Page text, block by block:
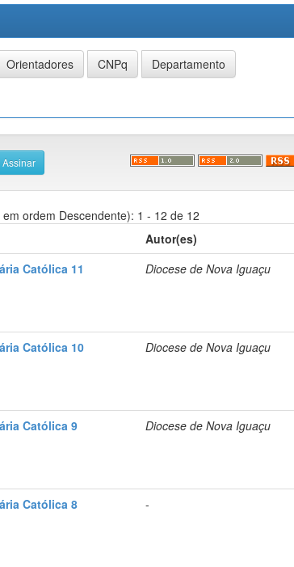
ordem Descendente): 1 - 12 de 12
Autor(es)
Católica 11 Diocese de Nova Iguaçu
Católica 10 Diocese de Nova Iguaçu
Católica 9 Diocese de Nova Iguaçu
Católica 8 -